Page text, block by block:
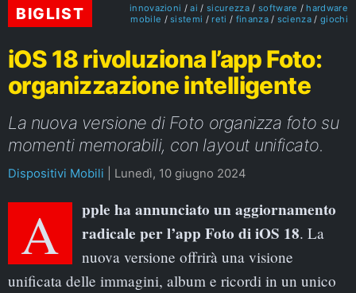
BIGLIST innovazioni ai sicurezza software
hardware
mobile
sistemi reti finanza scienza giochi
iOS 18 rivoluziona l’app Foto:
organizzazione intelligente
La nuova versione di Foto organizza foto su
momenti memorabili, con layout unificato.
Dispositivi Mobili Lunedì, 10 giugno 2024
Apple ha annunciato un aggiornamento radicale per l’app Foto di iOS 18. La
nuova versione offrirà una visione
unificata delle immagini, album e ricordi in un unico